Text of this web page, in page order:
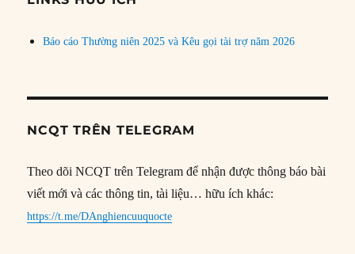
Báo cáo Thường niên 2025 và Kêu gọi tài trợ năm 2026
NCQT TRÊN TELEGRAM
Theo dõi NCQT trên Telegram để nhận được thông báo bài
viết mới và các thông tin, tài liệu… hữu ích khác:
https://t.me/DAnghiencuuquocte